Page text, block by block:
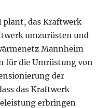
plant, das Kraftwerk
umzurüsten und
Mannheim
für die Umrüstung von
der
das Kraftwerk
erbringen